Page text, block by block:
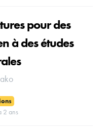
pour des
à des études
2 ans